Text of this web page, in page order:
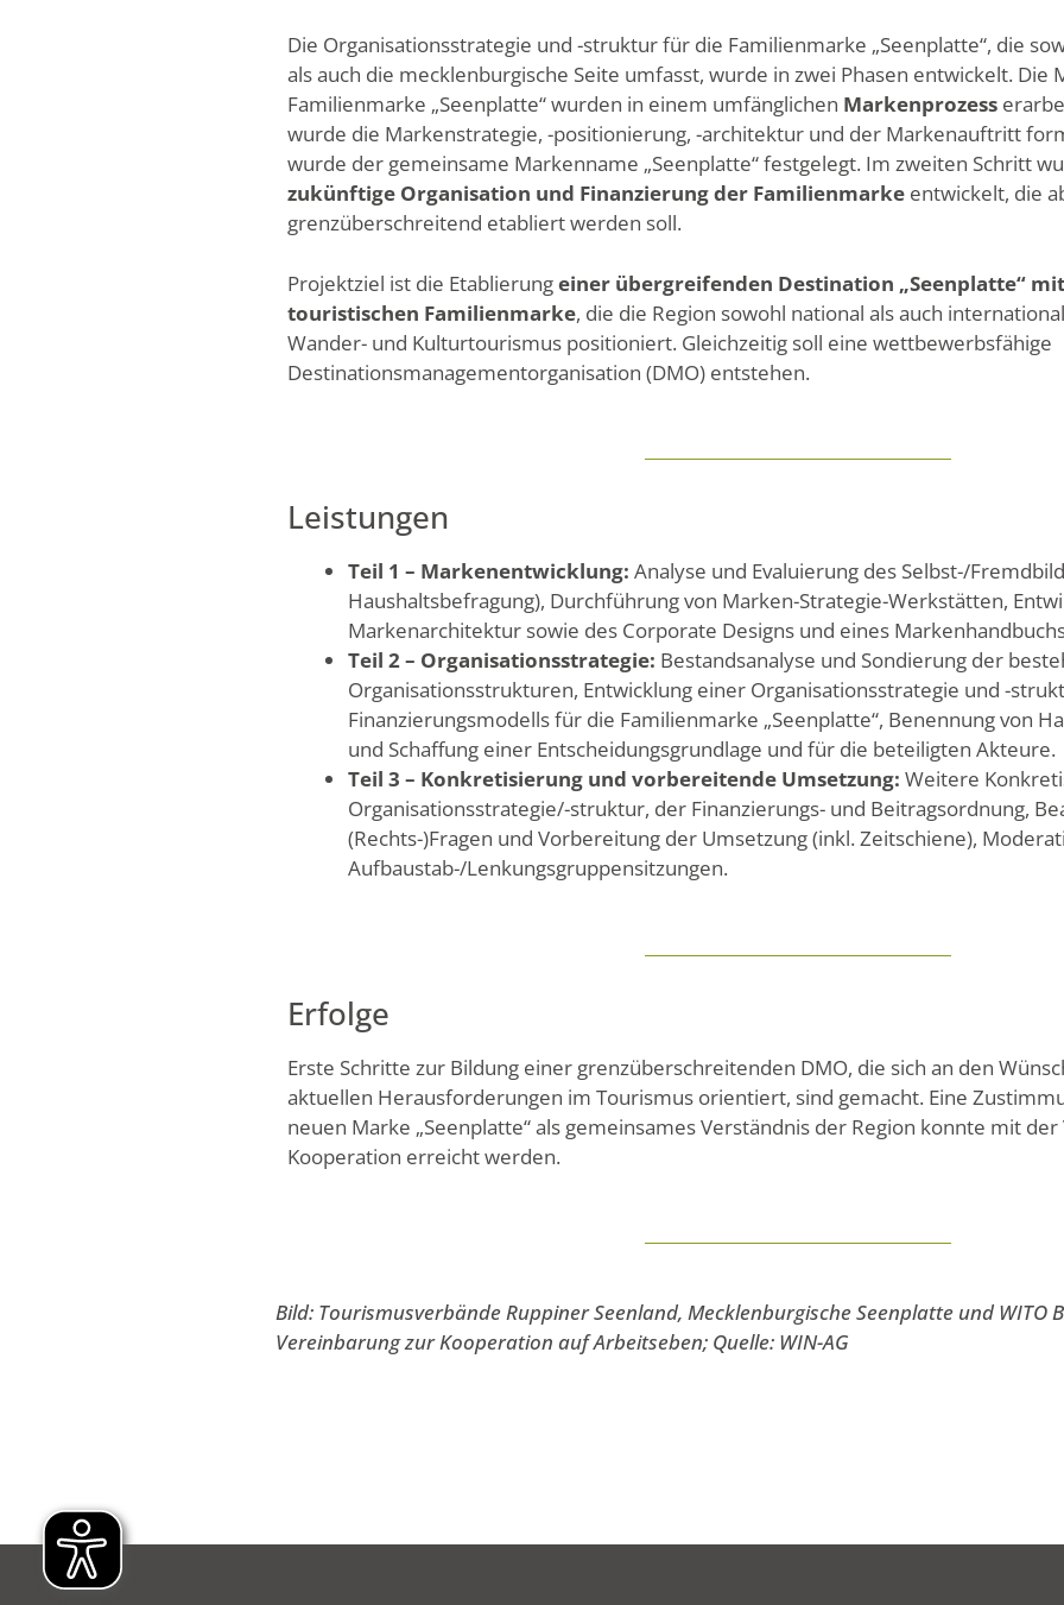
Die Organisationsstrategie und -struktur für die Familienmarke „Seenplatte“, die
als auch die mecklenburgische Seite umfasst, wurde in zwei Phasen entwickelt. Die
Familienmarke „Seenplatte“ wurden in einem umfänglichen Markenprozess
wurde die Markenstrategie, -positionierung, -architektur und der Markenauftritt
wurde der gemeinsame Markenname „Seenplatte“ festgelegt. Im zweiten Schritt
zukünftige Organisation und Finanzierung der Familienmarke entwickelt, die
grenzüberschreitend etabliert werden soll.
Projektziel ist die Etablierungeiner übergreifenden Destination „Seenplatte“
touristischen Familienmarke, die die Region sowohl national als auch
Wander- und Kulturtourismus positioniert. Gleichzeitig soll eine wettbewerbsfähige
Destinationsmanagementorganisation (DMO) entstehen.
Leistungen
Teil 1 – Markenentwicklung: Analyse und Evaluierung des Selbst-/
Haushaltsbefragung), Durchführung von Marken-Strategie-Werkstätten,
Markenarchitektur sowie des Corporate Designs und eines
Teil 2 – Organisationsstrategie: Bestandsanalyse und Sondierung der
Organisationsstrukturen, Entwicklung einer Organisationsstrategie und -
Finanzierungsmodells für die Familienmarke „Seenplatte“, Benennung von
und Schaffung einer Entscheidungsgrundlage und für die beteiligten Akteure.
Teil 3 – Konkretisierung und vorbereitende Umsetzung: Weitere
Organisationsstrategie/-struktur, der Finanzierungs- und Beitragsordnung,
(Rechts-)Fragen und Vorbereitung der Umsetzung (inkl. Zeitschiene),
Aufbaustab-/Lenkungsgruppensitzungen.
Erfolge
Erste Schritte zur Bildung einer grenzüberschreitenden DMO, die sich an den
aktuellen Herausforderungen im Tourismus orientiert, sind gemacht. Eine
neuen Marke „Seenplatte“ als gemeinsames Verständnis der Region konnte mit
Kooperation erreicht werden.
Bild: Tourismusverbände Ruppiner Seenland, Mecklenburgische Seenplatte und WITO
Vereinbarung zur Kooperation auf Arbeitseben; Quelle: WIN-AG